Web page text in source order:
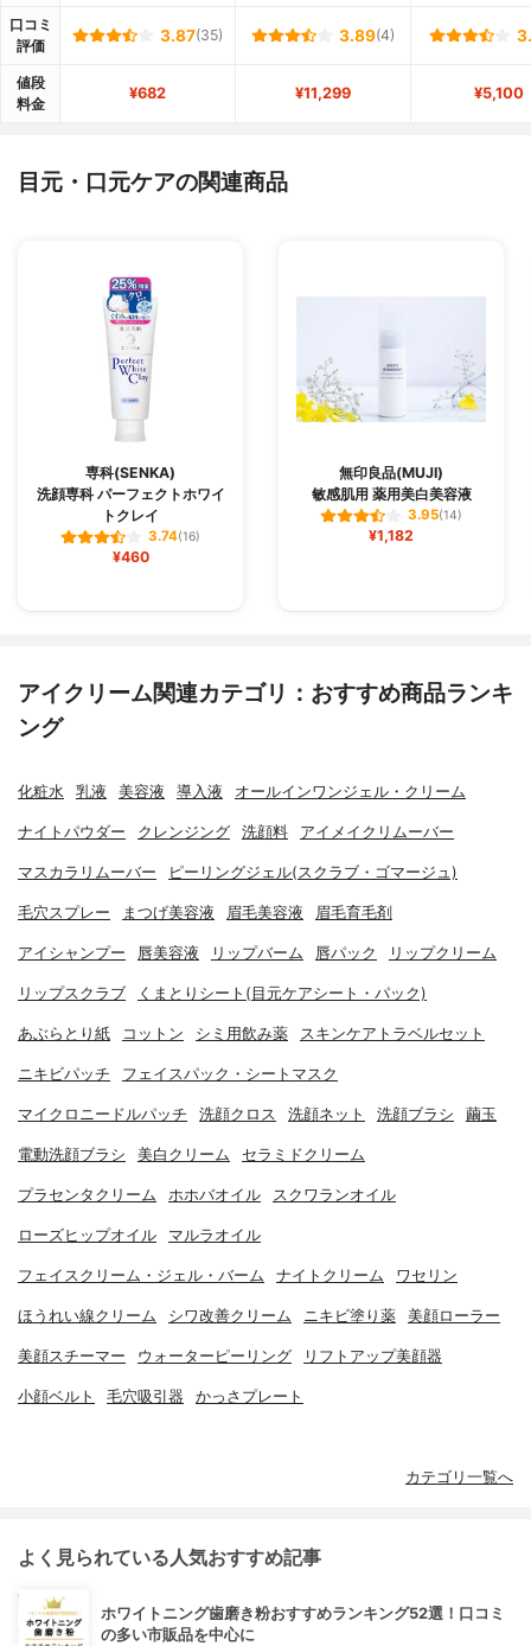
口コミ
評価
3.87(35) 3.89(4)
値段
料金
¥682 ¥11,299 ¥5,100
目元・口元ケアの関連商品
専科(SENKA)
洗顔専科 パーフェクトホワイ
トクレイ
3.74(16)
¥460
無印良品(MUJI)
敏感肌用 薬用美白美容液
3.95(14)
¥1,182
アイクリーム関連カテゴリ：おすすめ商品ランキ
ング
化粧水 乳液 美容液 導入液 オールインワンジェル・クリーム
ナイトパウダー クレンジング 洗顔料 アイメイクリムーバー
マスカラリムーバー ピーリングジェル(スクラブ・ゴマージュ)
毛穴スプレー まつげ美容液 眉毛美容液 眉毛育毛剤
アイシャンプー 唇美容液 リップバーム 唇パック リップクリーム
リップスクラブ くまとりシート(目元ケアシート・パック)
あぶらとり紙 コットン シミ用飲み薬 スキンケアトラベルセット
ニキビパッチ フェイスパック・シートマスク
マイクロニードルパッチ 洗顔クロス 洗顔ネット 洗顔ブラシ 繭玉
電動洗顔ブラシ 美白クリーム セラミドクリーム
プラセンタクリーム ホホバオイル スクワランオイル
ローズヒップオイル マルラオイル
フェイスクリーム・ジェル・バーム ナイトクリーム ワセリン
ほうれい線クリーム シワ改善クリーム ニキビ塗り薬 美顔ローラー
美顔スチーマー ウォーターピーリング リフトアップ美顔器
小顔ベルト 毛穴吸引器 かっさプレート
カテゴリ一覧へ
よく見られている人気おすすめ記事
ホワイトニング歯磨き粉おすすめランキング52選！口コミ
の多い市販品を中心に